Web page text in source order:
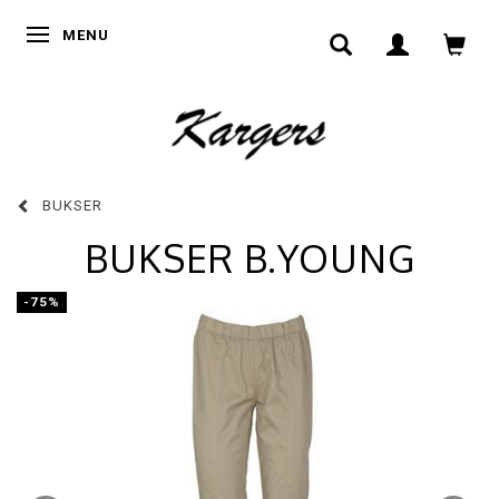
SKIFTE NAVIGATION
MENU
BUKSER
BUKSER B.YOUNG
-75%